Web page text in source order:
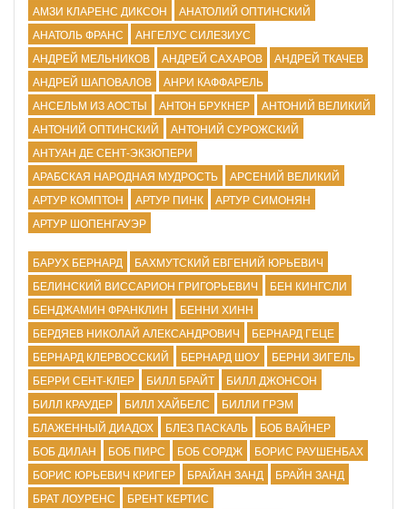
АМЗИ КЛАРЕНС ДИКСОН
АНАТОЛИЙ ОПТИНСКИЙ
АНАТОЛЬ ФРАНС
АНГЕЛУС СИЛЕЗИУС
АНДРЕЙ МЕЛЬНИКОВ
АНДРЕЙ САХАРОВ
АНДРЕЙ ТКАЧЕВ
АНДРЕЙ ШАПОВАЛОВ
АНРИ КАФФАРЕЛЬ
АНСЕЛЬМ ИЗ АОСТЫ
АНТОН БРУКНЕР
АНТОНИЙ ВЕЛИКИЙ
АНТОНИЙ ОПТИНСКИЙ
АНТОНИЙ СУРОЖСКИЙ
АНТУАН ДЕ СЕНТ-ЭКЗЮПЕРИ
АРАБСКАЯ НАРОДНАЯ МУДРОСТЬ
АРСЕНИЙ ВЕЛИКИЙ
АРТУР КОМПТОН
АРТУР ПИНК
АРТУР СИМОНЯН
АРТУР ШОПЕНГАУЭР
БАРУХ БЕРНАРД
БАХМУТСКИЙ ЕВГЕНИЙ ЮРЬЕВИЧ
БЕЛИНСКИЙ ВИССАРИОН ГРИГОРЬЕВИЧ
БЕН КИНГСЛИ
БЕНДЖАМИН ФРАНКЛИН
БЕННИ ХИНН
БЕРДЯЕВ НИКОЛАЙ АЛЕКСАНДРОВИЧ
БЕРНАРД ГЕЦЕ
БЕРНАРД КЛЕРВОССКИЙ
БЕРНАРД ШОУ
БЕРНИ ЗИГЕЛЬ
БЕРРИ СЕНТ-КЛЕР
БИЛЛ БРАЙТ
БИЛЛ ДЖОНСОН
БИЛЛ КРАУДЕР
БИЛЛ ХАЙБЕЛС
БИЛЛИ ГРЭМ
БЛАЖЕННЫЙ ДИАДОХ
БЛЕЗ ПАСКАЛЬ
БОБ ВАЙНЕР
БОБ ДИЛАН
БОБ ПИРС БОБ СОРДЖ
БОРИС РАУШЕНБАХ
БОРИС ЮРЬЕВИЧ КРИГЕР
БРАЙАН ЗАНД
БРАЙН ЗАНД
БРАТ ЛОУРЕНС
БРЕНТ КЕРТИС